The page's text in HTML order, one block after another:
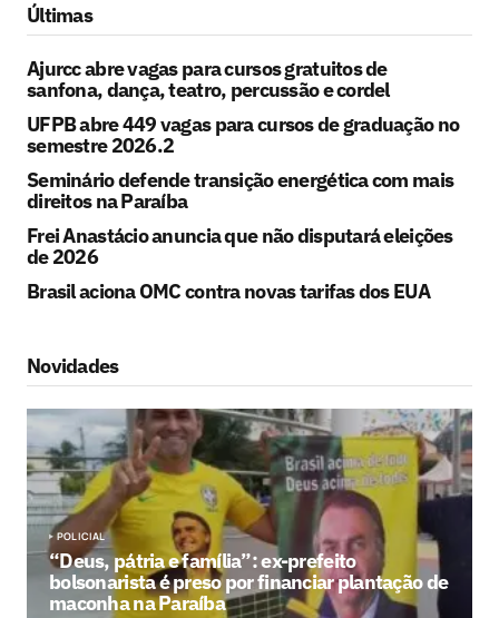
Últimas
Ajurcc abre vagas para cursos gratuitos de
sanfona, dança, teatro, percussão e cordel
UFPB abre 449 vagas para cursos de graduação no
semestre 2026.2
Seminário defende transição energética com mais
direitos na Paraíba
Frei Anastácio anuncia que não disputará eleições
de 2026
Brasil aciona OMC contra novas tarifas dos EUA
Novidades
POLICIAL
“Deus, pátria e família”: ex-prefeito
bolsonarista é preso por financiar plantação de
maconha na Paraíba